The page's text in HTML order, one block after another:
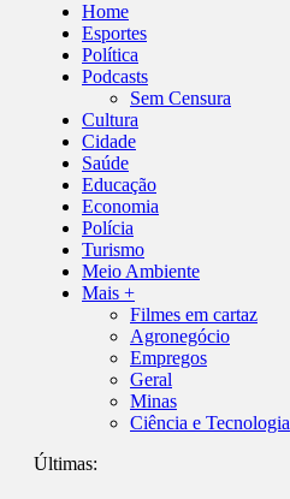
Home
Esportes
Política
Podcasts
Sem Censura
Cultura
Cidade
Saúde
Educação
Economia
Polícia
Turismo
Meio Ambiente
Mais +
Filmes em cartaz
Agronegócio
Empregos
Geral
Minas
Ciência e Tecnologia
Últimas: